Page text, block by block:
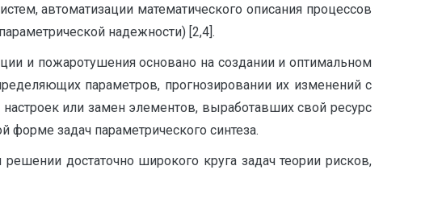
автоматизации математического описания процессов
надежности) [2,4].
и пожаротушения основано на создании и оптимальном
параметров, прогно­зировании их изменений с
или замен элементов, выработав­ших свой ресурс
форме задач параметрического синтеза.
достаточно широкого круга задач теории рисков,